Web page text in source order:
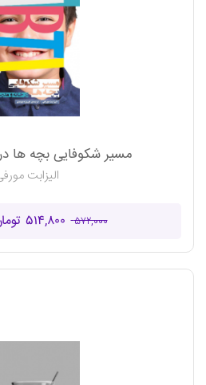
مسیر شکوفایی بچه ها
الیزابت
۵۷۲,۰۰۰ ۵۱۴,۸۰۰ تومان